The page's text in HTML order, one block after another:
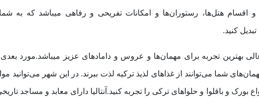
و اقسام هتل‌ها، رستوران‌ها و امکانات تفریحی و رفاهی میباشد که به
کنید.
بهترین تجربه برای مهمان‌ها و عروس و دامادهای عزیز میباشد.مورد
شما می‌توانند از غذاهای لذیذ ترکیه لذت ببرند. در این شهر می‌توانید
بورک و باقلوا و حلواهای ترکی را تجربه کنید.آنتالیا دارای معابد و مساجد